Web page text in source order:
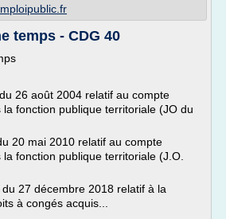
temps - CDG 40
26 août 2004 relatif au compte
fonction publique territoriale (JO du
20 mai 2010 relatif au compte
fonction publique territoriale (J.O.
27 décembre 2018 relatif à la
à congés acquis...